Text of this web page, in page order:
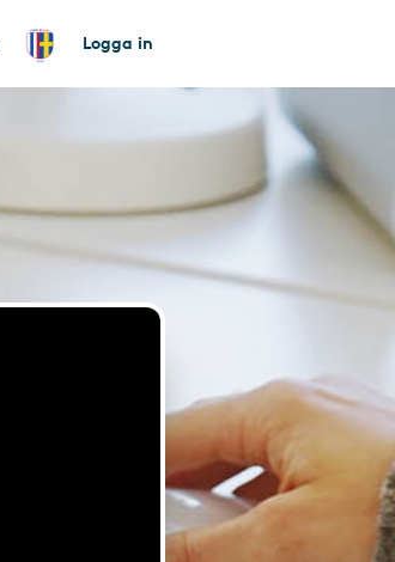
Logga in